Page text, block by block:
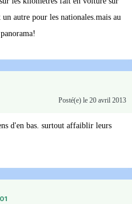
autre pour les nationales.mais au
Posté(e) le 20 avril 2013
d'en bas. surtout affaiblir leurs